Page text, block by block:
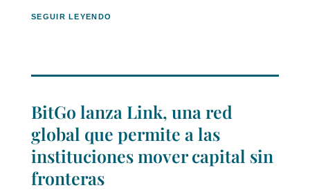
SEGUIR LEYENDO
BitGo lanza Link, una red
global que permite a las
instituciones mover capital sin
fronteras